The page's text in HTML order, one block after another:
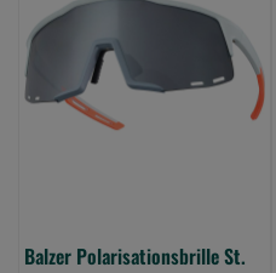
Moritz
(Bild
0)
Balzer Polarisationsbrille St.